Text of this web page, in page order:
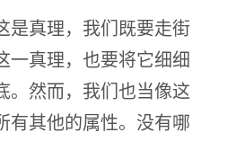
是真理，我们既要走街
一真理，也要将它细细
。然而，我们也当像这
有其他的属性。没有哪